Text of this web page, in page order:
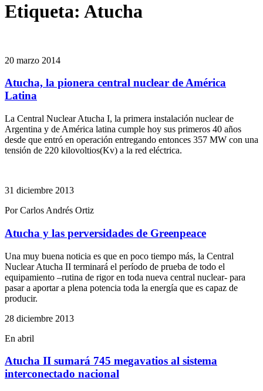
Etiqueta: Atucha
20 marzo 2014
Atucha, la pionera central nuclear de América
Latina
La Central Nuclear Atucha I, la primera instalación nuclear de
Argentina y de América latina cumple hoy sus primeros 40 años
desde que entró en operación entregando entonces 357 MW con una
tensión de 220 kilovoltios(Kv) a la red eléctrica.
31 diciembre 2013
Por Carlos Andrés Ortiz
Atucha y las perversidades de Greenpeace
Una muy buena noticia es que en poco tiempo más, la Central
Nuclear Atucha II terminará el período de prueba de todo el
equipamiento –rutina de rigor en toda nueva central nuclear- para
pasar a aportar a plena potencia toda la energía que es capaz de
producir.
28 diciembre 2013
En abril
Atucha II sumará 745 megavatios al sistema
interconectado nacional